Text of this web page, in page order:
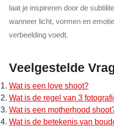
laat je inspireren door de
wanneer licht, vormen en
verbeelding voedt.
Veelgestelde
Wat is een love shoot?
Wat is de regel van 3
Wat is een motherhood
Wat is de betekenis van